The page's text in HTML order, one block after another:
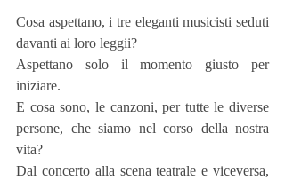
Cosa aspettano, i tre eleganti musicisti seduti
davanti ai loro leggii?
Aspettano solo il momento giusto per
iniziare.
E cosa sono, le canzoni, per tutte le diverse
persone, che siamo nel corso della nostra
vita?
Dal concerto alla scena teatrale e viceversa,